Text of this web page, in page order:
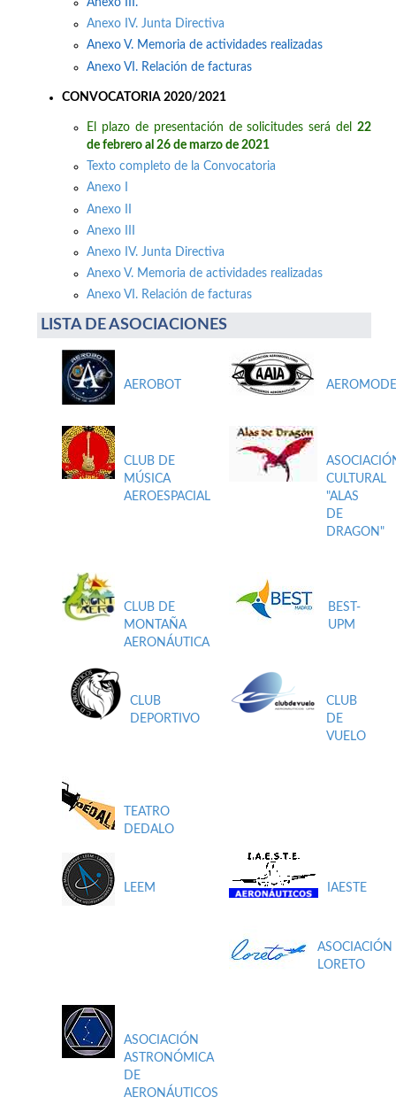
Anexo III.
Anexo IV. Junta Directiva
Anexo V. Memoria de actividades realizadas
Anexo VI. Relación de facturas
CONVOCATORIA 2020/2021
El plazo de presentación de solicitudes será del 22
de febrero al 26 de marzo de 2021
Texto completo de la Convocatoria
Anexo I
Anexo II
Anexo III
Anexo IV. Junta Directiva
Anexo V. Memoria de actividades realizadas
Anexo VI. Relación de facturas
LISTA DE ASOCIACIONES
AEROBOT
CLUB DE
MÚSICA
AEROESPACIAL
CULTURAL
"ALAS
DE
DRAGON"
CLUB DE
MONTAÑA
AERONÁUTICA
BEST-
UPM
CLUB
DEPORTIVO
CLUB
DE
VUELO
TEATRO
DEDALO
LEEM IAESTE
ASOCIACIÓN
LORETO
ASOCIACIÓN
ASTRONÓMICA
DE
AERONÁUTICOS